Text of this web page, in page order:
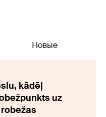
Новые
kādēļ
uz